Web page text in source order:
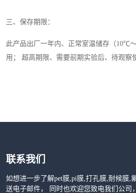
三、保存期限：
此产品出厂一年内、正常室温储存（10℃
用； 超高期限、需要前期实验后、待观察
联系我们
如想进一步了解pet膜,pi膜,打孔膜,耐候膜,
送电子邮件， 同时也欢迎您致电我们公司